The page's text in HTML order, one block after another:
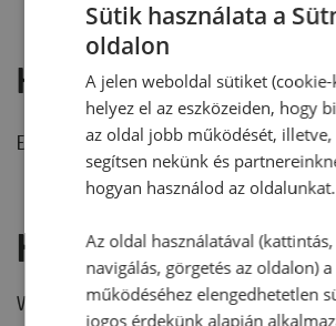
Hozzászólások
Ehhez a recepthez még nem érkezett
Hozzászólás írása
Vélemény írásához, kérjük,jelentkezz be!
Sütik használata a
oldalon
A jelen weboldal sütiket (cookie-
helyez el az eszközeiden, hogy
az oldal jobb működését,
segítsen nekünk és
hogyan használod az oldalunkat.
Az oldal használatával (kattintás,
navigálás, görgetés az oldalon)
működéséhez elengedhetetlen
jogos érdekünk alapján